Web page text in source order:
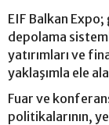
EIF Balkan
depolama
yatırımları ve
yaklaşımla ele
Fuar ve
politikalarının,